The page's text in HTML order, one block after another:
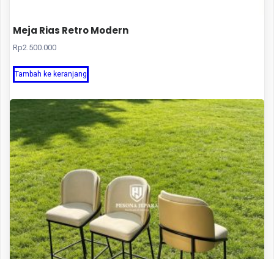
Meja Rias Retro Modern
Rp2.500.000
Tambah ke keranjang